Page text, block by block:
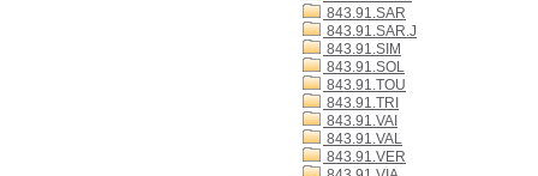
843.91.SAR
843.91.SAR.J
843.91.SIM
843.91.SOL
843.91.TOU
843.91.TRI
843.91.VAI
843.91.VAL
843.91.VER